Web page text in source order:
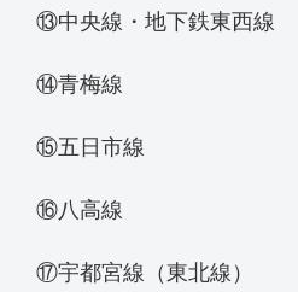
⑬中央線・地下鉄東西線
⑭青梅線
⑮五日市線
⑯八高線
⑰宇都宮線（東北線）